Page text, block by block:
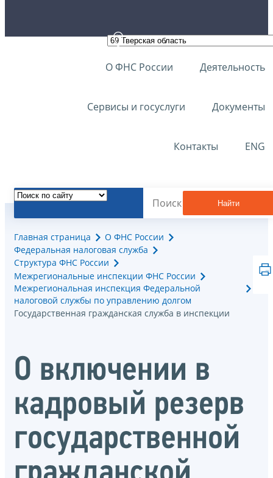
О ФНС России Деятельность
Сервисы и госуслуги Документы
Контакты ENG
Найти
Главная страница
О ФНС России
Федеральная налоговая служба
Структура ФНС России
Межрегиональные инспекции ФНС России
Межрегиональная инспекция Федеральной
налоговой службы по управлению долгом
Государственная гражданская служба в инспекции
О включении в
кадровый резерв
государственной